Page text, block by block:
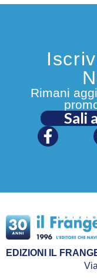
Rimani
Sali
EDIZIONI IL